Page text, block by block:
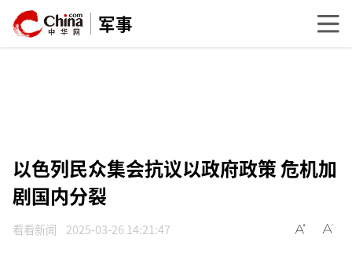
军事
以色列民众集会抗议以政府政策 危机加
剧国内分裂
看看新闻 2025-03-26 14:21:47